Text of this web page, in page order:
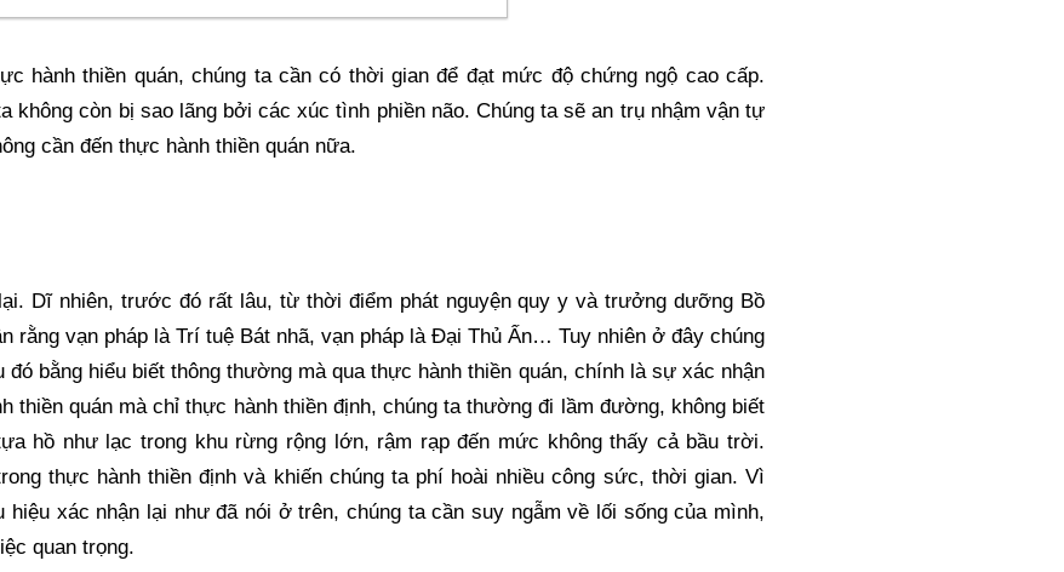
hành thiền quán, chúng ta cần có thời gian để đạt mức độ chứng ngộ cao cấp.
không còn bị sao lãng bởi các xúc tình phiền não. Chúng ta sẽ an trụ nhậm vận tự
cần đến thực hành thiền quán nữa.
Dĩ nhiên, trước đó rất lâu, từ thời điểm phát nguyện quy y và trưởng dưỡng Bồ
rằng vạn pháp là Trí tuệ Bát nhã, vạn pháp là Đại Thủ Ấn… Tuy nhiên ở đây chúng
đó bằng hiểu biết thông thường mà qua thực hành thiền quán, chính là sự xác nhận
thiền quán mà chỉ thực hành thiền định, chúng ta thường đi lầm đường, không biết
hồ như lạc trong khu rừng rộng lớn, rậm rạp đến mức không thấy cả bầu trời.
thực hành thiền định và khiến chúng ta phí hoài nhiều công sức, thời gian. Vì
xác nhận lại như đã nói ở trên, chúng ta cần suy ngẫm về lối sống của mình,
quan trọng.